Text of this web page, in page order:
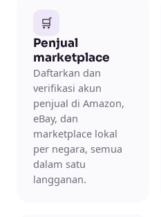
🛒
Penjual
marketplace
Daftarkan dan
verifikasi akun
penjual di Amazon,
eBay, dan
marketplace lokal
per negara, semua
dalam satu
langganan.